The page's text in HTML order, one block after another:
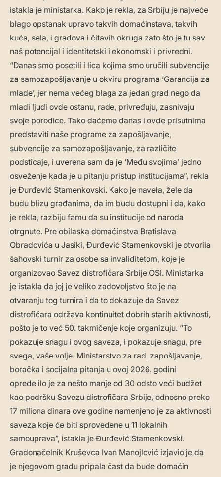
istakla je ministarka. Kako je rekla, za Srbiju je najveće
blago opstanak upravo takvih domaćinstava, takvih
kuća, sela, i gradova i čitavih okruga zato što je tu sav
naš potencijal i identitetski i ekonomski i privredni.
“Danas smo posetili i lica kojima smo uručili subvencije
za samozapošljavanje u okviru programa ‘Garancija za
mlade’, jer nema većeg blaga za jedan grad nego da
mladi ljudi ovde ostanu, rade, privređuju, zasnivaju
svoje porodice. Tako daćemo danas i ovde prisutnima
predstaviti naše programe za zapošljavanje,
subvencije za samozapošljavanje, za različite
podsticaje, i uverena sam da je ‘Među svojima’ jedno
osveženje kada je u pitanju pristup institucijama”, rekla
je Đurđević Stamenkovski. Kako je navela, žele da
budu blizu građanima, da im budu dostupni i da, kako
je rekla, razbiju famu da su institucije od naroda
otrgnute. Pre obilaska domaćinstva Bratislava
Obradovića u Jasiki, Đurđević Stamenkovski je otvorila
šahovski turnir za osobe sa invaliditetom, koje je
organizovao Savez distrofičara Srbije OSI. Ministarka
je istakla da joj je veliko zadovoljstvo što je na
otvaranju tog turnira i da to dokazuje da Savez
distrofičara održava kontinuitet dobrih starih aktivnosti,
pošto je to već 50. takmičenje koje organizuju. “To
pokazuje snagu i ovog saveza, i pokazuje snagu, pre
svega, vaše volje. Ministarstvo za rad, zapošljavanje,
boračka i socijalna pitanja u ovoj 2026. godini
opredelilo je za nešto manje od 30 odsto veći budžet
kao podršku Savezu distrofičara Srbije, odnosno preko
17 miliona dinara ove godine namenjeno je za aktivnosti
saveza koje će biti sprovedene u 11 lokalnih
samouprava”, istakla je Đurđević Stamenkovski.
Gradonačelnik Kruševca Ivan Manojlović izjavio je da
je njegovom gradu pripala čast da bude domaćin